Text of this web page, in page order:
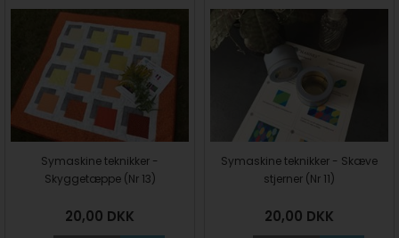
Symaskine teknikker -
Skyggetæppe (Nr 13)
20,00 DKK
Symaskine teknikker - Skæve
stjerner (Nr 11)
20,00 DKK